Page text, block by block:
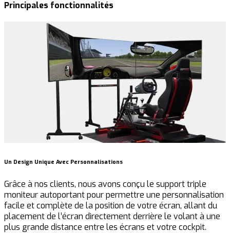
Principales fonctionnalités
Un Design Unique Avec Personnalisations
Grâce à nos clients, nous avons conçu le support triple
moniteur autoportant pour permettre une personnalisation
facile et complète de la position de votre écran, allant du
placement de l’écran directement derrière le volant à une
plus grande distance entre les écrans et votre cockpit.